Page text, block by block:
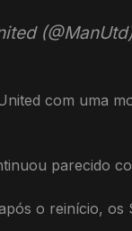
com uma
parecido
o reinício, os